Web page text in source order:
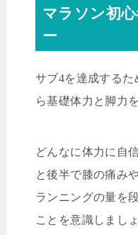
マラソン初
ー
サブ4を達成する
ら基礎体力と脚力
どんなに体力に自
と後半で膝の痛み
ランニングの量を
ことを意識しましょ